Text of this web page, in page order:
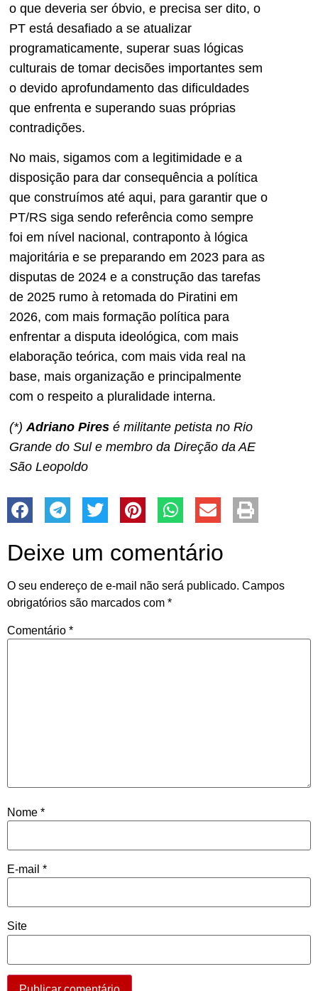
o que deveria ser óbvio, e precisa ser dito, o
PT está desafiado a se atualizar
programaticamente, superar suas lógicas
culturais de tomar decisões importantes sem
o devido aprofundamento das dificuldades
que enfrenta e superando suas próprias
contradições.
No mais, sigamos com a legitimidade e a
disposição para dar consequência a política
que construímos até aqui, para garantir que o
PT/RS siga sendo referência como sempre
foi em nível nacional, contraponto à lógica
majoritária e se preparando em 2023 para as
disputas de 2024 e a construção das tarefas
de 2025 rumo à retomada do Piratini em
2026, com mais formação política para
enfrentar a disputa ideológica, com mais
elaboração teórica, com mais vida real na
base, mais organização e principalmente
com o respeito a pluralidade interna.
(*) Adriano Pires é militante petista no Rio
Grande do Sul e membro da Direção da AE
São Leopoldo
Deixe um comentário
O seu endereço de e-mail não será publicado. Campos
obrigatórios são marcados com *
Comentário *
Nome *
E-mail *
Site